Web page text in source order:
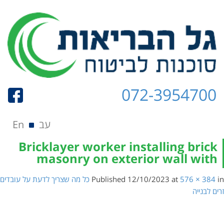
072-3954700
עב En
Bricklayer worker installing brick
masonry on exterior wall with
Published 12/10/2023 at 576 × 384 in
כל מה שצריך לדעת על עובדים
זרים לבנייה